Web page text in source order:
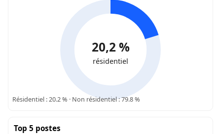
20,2 %
résidentiel
Résidentiel : 20.2 % · Non résidentiel : 79.8 %
Top 5 postes